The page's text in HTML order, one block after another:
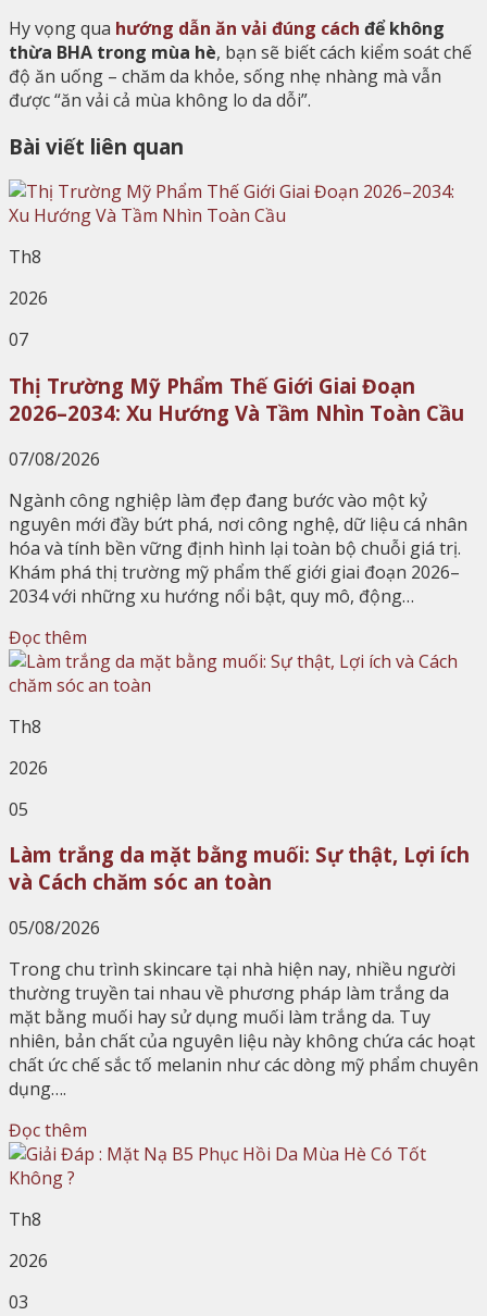
Hy vọng qua hướng dẫn ăn vải đúng cách để không
thừa BHA trong mùa hè, bạn sẽ biết cách kiểm soát chế
độ ăn uống – chăm da khỏe, sống nhẹ nhàng mà vẫn
được “ăn vải cả mùa không lo da dỗi”.
Bài viết liên quan
Th8
2026
07
Thị Trường Mỹ Phẩm Thế Giới Giai Đoạn
2026–2034: Xu Hướng Và Tầm Nhìn Toàn Cầu
07/08/2026
Ngành công nghiệp làm đẹp đang bước vào một kỷ
nguyên mới đầy bứt phá, nơi công nghệ, dữ liệu cá nhân
hóa và tính bền vững định hình lại toàn bộ chuỗi giá trị.
Khám phá thị trường mỹ phẩm thế giới giai đoạn 2026–
2034 với những xu hướng nổi bật, quy mô, động…
Đọc thêm
Th8
2026
05
Làm trắng da mặt bằng muối: Sự thật, Lợi ích
và Cách chăm sóc an toàn
05/08/2026
Trong chu trình skincare tại nhà hiện nay, nhiều người
thường truyền tai nhau về phương pháp làm trắng da
mặt bằng muối hay sử dụng muối làm trắng da. Tuy
nhiên, bản chất của nguyên liệu này không chứa các hoạt
chất ức chế sắc tố melanin như các dòng mỹ phẩm chuyên
dụng….
Đọc thêm
Th8
2026
03